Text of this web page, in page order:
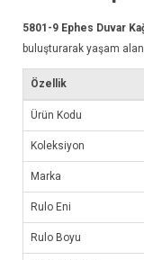
5801-9 Ephes Duvar
buluşturarak yaşam
Özellik
Ürün Kodu
Koleksiyon
Marka
Rulo Eni
Rulo Boyu